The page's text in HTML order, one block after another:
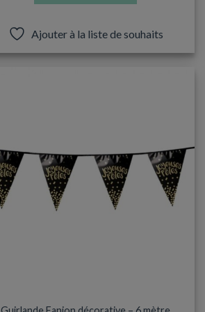
Ajouter à la liste de souhaits